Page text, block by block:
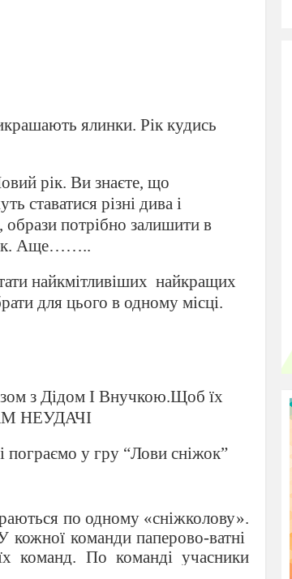
ялинки. Рік кудись
рік. Ви знаєте, що
ставатися різні дива і
потрібно залишити в
Аще……..
найкмітливіших найкращих
для цього в одному місці.
з Дідом І Внучкою.Щоб їх
НЕУДАЧІ
пограємо у гру “Лови сніжок”
по одному «сніжколову».
кожної команди паперово-ватні
команд. По команді учасники